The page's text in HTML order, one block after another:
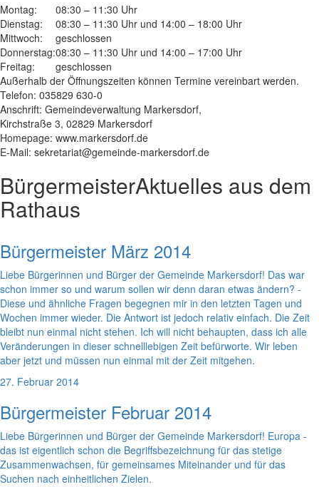
Montag:
08:30 – 11:30 Uhr
Dienstag:
08:30 – 11:30 Uhr und 14:00 – 18:00 Uhr
Mittwoch:
geschlossen
Donnerstag:08:30 – 11:30 Uhr und 14:00 – 17:00 Uhr
Freitag:
geschlossen
Außerhalb der Öffnungszeiten können Termine vereinbart werden.
Telefon: 035829 630-0
Anschrift: Gemeindeverwaltung Markersdorf,
Kirchstraße 3, 02829 Markersdorf
Homepage: www.markersdorf.de
E-Mail: sekretariat@gemeinde-markersdorf.de
BürgermeisterAktuelles aus dem
Rathaus
Bürgermeister März 2014
Liebe Bürgerinnen und Bürger der Gemeinde Markersdorf! Das war
schon immer so und warum sollen wir denn daran etwas ändern? -
Diese und ähnliche Fragen begegnen mir in den letzten Tagen und
Wochen immer wieder. Die Antwort ist jedoch relativ einfach. Die Zeit
bleibt nun einmal nicht stehen. Ich will nicht behaupten, dass ich alle
Veränderungen in dieser schnelllebigen Zeit befürworte. Wir leben
aber jetzt und müssen nun einmal mit der Zeit mitgehen.
27. Februar 2014
Bürgermeister Februar 2014
Liebe Bürgerinnen und Bürger der Gemeinde Markersdorf! Europa -
das ist eigentlich schon die Begriffsbezeichnung für das stetige
Zusammenwachsen, für gemeinsames Miteinander und für das
Suchen nach einheitlichen Zielen.